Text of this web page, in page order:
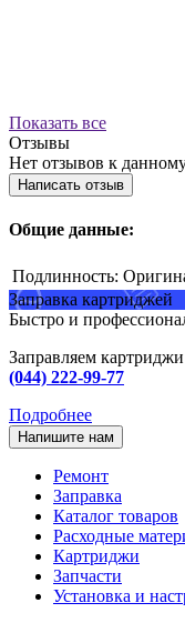
Показать все
Отзывы
Нет отзывов к
Написать отзыв
Общие данные:
Подлинность:
Заправка картриджей
Быстро и
Заправляем
(044) 222-99-77
Подробнее
Напишите нам
Ремонт
Заправка
Каталог товаров
Расходные
Картриджи
Запчасти
Установка и